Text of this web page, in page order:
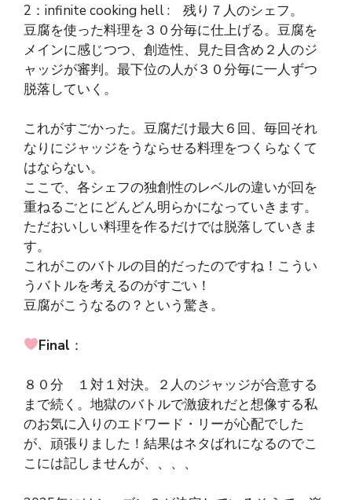
2：infinite cooking hell : 残り７人のシェフ。
豆腐を使った料理を３０分毎に仕上げる。豆腐を
メインに感じつつ、創造性、見た目含め２人のジ
ャッジが審判。最下位の人が３０分毎に一人ずつ
脱落していく。
これがすごかった。豆腐だけ最大６回、毎回それ
なりにジャッジをうならせる料理をつくらなくて
はならない。
ここで、各シェフの独創性のレベルの違いが回を
重ねるごとにどんどん明らかになっていきます。
ただおいしい料理を作るだけでは脱落していきま
す。
これがこのバトルの目的だったのですね！こうい
うバトルを考えるのがすごい！
豆腐がこうなるの？という驚き。
Final ：
８０分 １対１対決。２人のジャッジが合意する
まで続く。地獄のバトルで激疲れだと想像する私
のお気に入りのエドワード・リーが心配でした
が、頑張りました！結果はネタばれになるのでこ
こには記しませんが、、、、